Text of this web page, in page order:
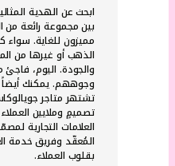
ابحث عن الهدية
بين مجموعة رائعة من
مميزون للغاية. سواء
الذهب أو غيرها من
والجودة. اليوم،
وجوههم. يمكنك
تصميمٍ وملايين
العلامات التجارية
المُعقّد وفريق خدمة
بقلوب العملاء.